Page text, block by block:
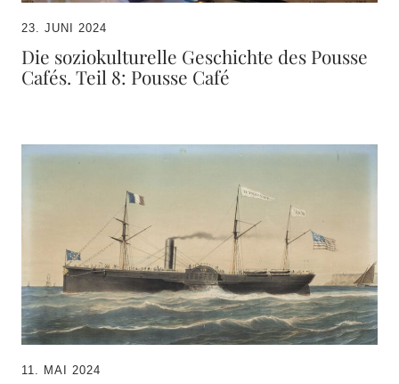
23. JUNI 2024
Die soziokulturelle Geschichte des Pousse
Cafés. Teil 8: Pousse Café
11. MAI 2024